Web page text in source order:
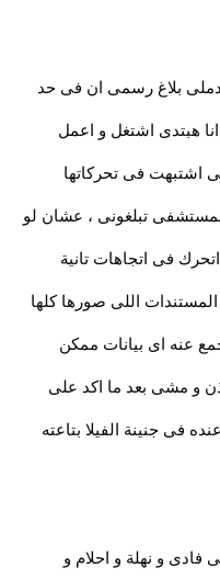
بلاغ رسمى ان فى حد
هبتدى اشتغل و اعمل
اشتبهت فى تحركاتها
تبلغونى ، عشان لو
فى اتجاهات تانية
اللى صورها كلها
عنه اى بيانات ممكن
و مشى بعد ما اكد على
فى جنينة الفيلا بتاعته
فادى و نهلة و احلام و